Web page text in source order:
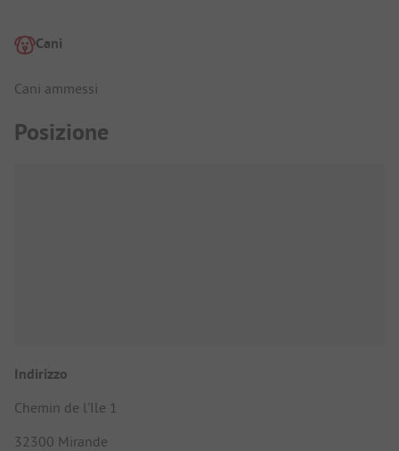
Cani
Cani ammessi
Posizione
Indirizzo
Chemin de l'Ile 1
32300 Mirande